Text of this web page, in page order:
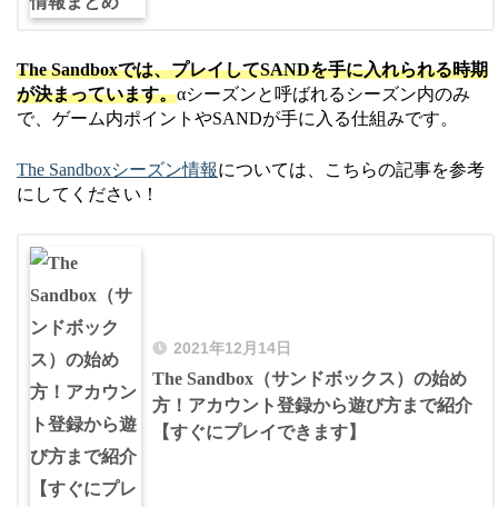
The Sandboxでは、プレイしてSANDを手に入れられる時期
が決まっています。αシーズンと呼ばれるシーズン内のみ
で、ゲーム内ポイントやSANDが手に入る仕組みです。
The Sandboxシーズン情報については、こちらの記事を参考
にしてください！
2021年12月14日
The Sandbox（サンドボックス）の始め
方！アカウント登録から遊び方まで紹介
【すぐにプレイできます】